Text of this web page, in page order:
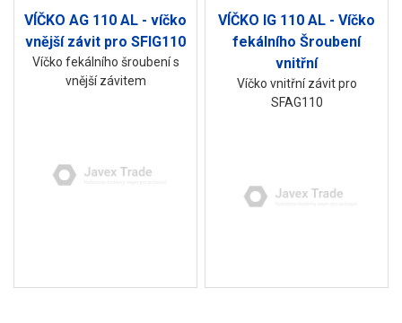
VÍČKO AG 110 AL - víčko
vnější závit pro SFIG110
Víčko fekálního šroubení s
vnější závitem
VÍČKO IG 110 AL - Víčko
fekálního Šroubení
vnitřní
Víčko vnitřní závit pro
SFAG110